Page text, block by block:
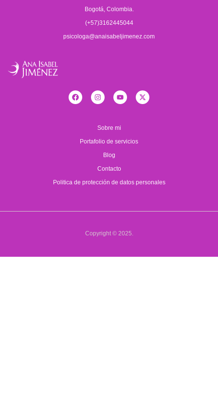
Bogotá, Colombia.
(+57)3162445044
psicologa@anaisabeljimenez.com
Sobre mi
Portafolio de servicios
Blog
Contacto
Politica de protección de datos personales
Copyright © 2025.